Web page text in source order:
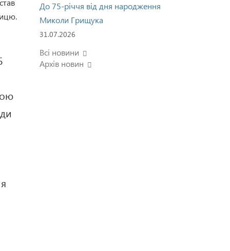
До 75-річчя від дня народження
Миколи Грищука
31.07.2026
Всі новини
Архів новин